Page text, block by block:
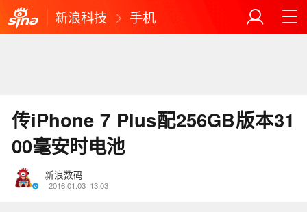
新浪科技 手机
传iPhone 7 Plus配256GB版本31
00毫安时电池
新浪数码
2016.01.03 13:03